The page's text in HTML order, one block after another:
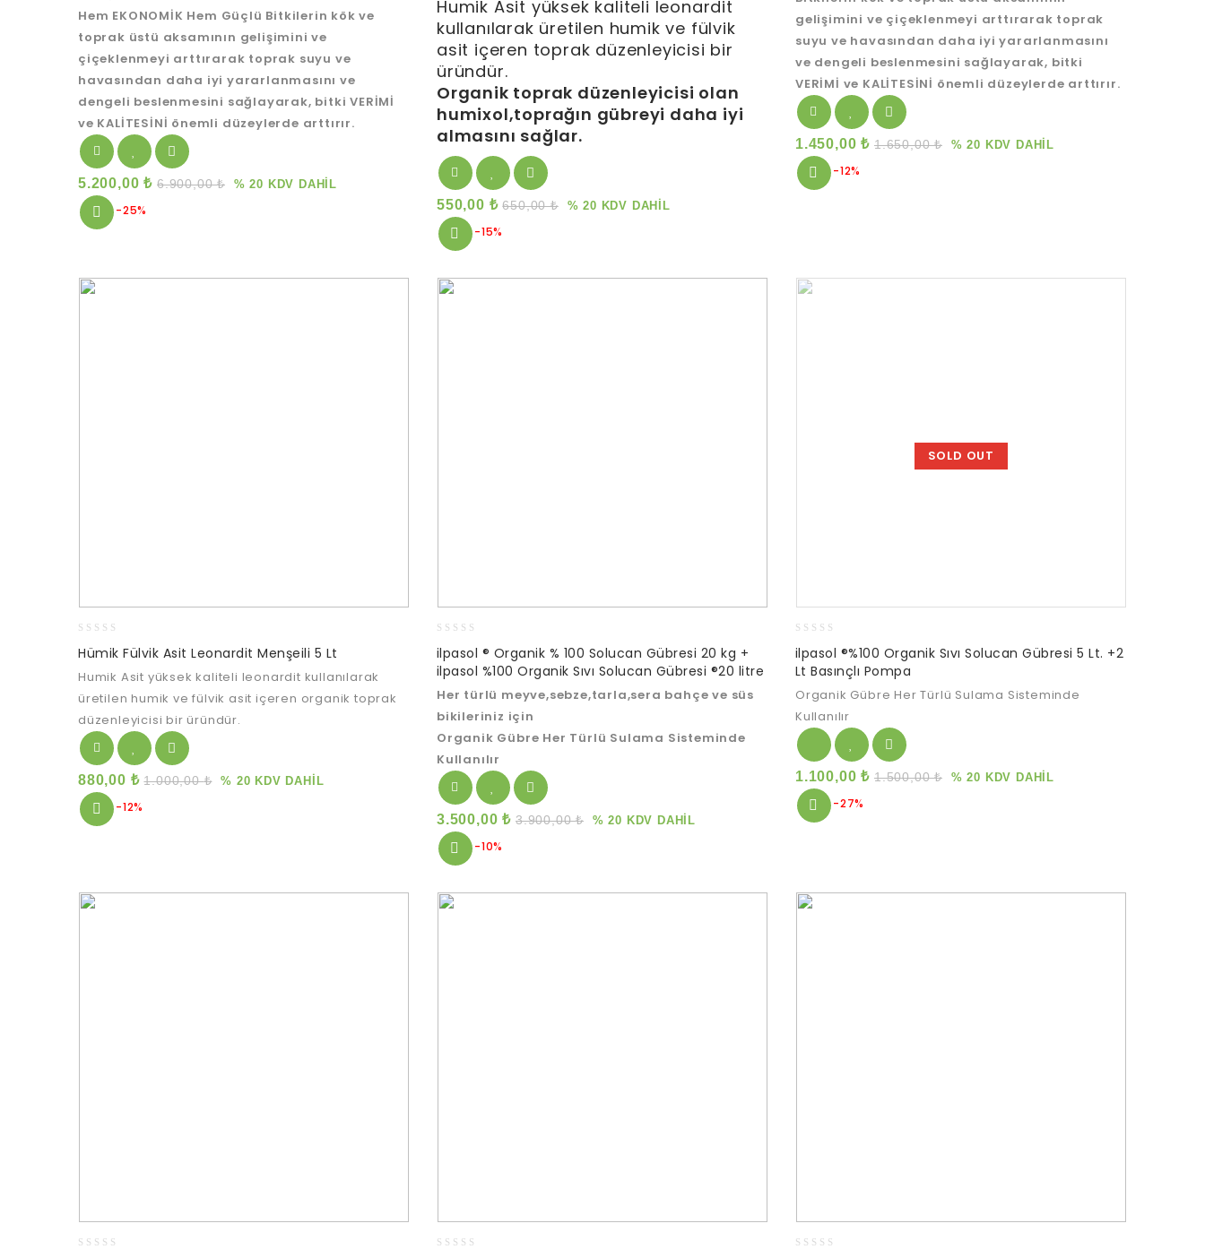
5
Hem EKONOMİK Hem Güçlü Bitkilerin kök ve
toprak üstü aksamının gelişimini ve
çiçeklenmeyi arttırarak toprak suyu ve
havasından daha iyi yararlanmasını ve
dengeli beslenmesini sağlayarak, bitki VERİMİ
ve KALİTESİNİ önemli düzeylerde arttırır.
6.900,00₺
5.200,00₺ % 20 KDV DAHİL
-25%
5
Humik Asit yüksek kaliteli leonardit
kullanılarak üretilen humik ve fülvik
asit içeren toprak düzenleyicisi bir
üründür.
Organik toprak düzenleyicisi olan
humixol,toprağın gübreyi daha iyi
almasını sağlar.
650,00₺
550,00 ₺ % 20 KDV DAHİL
-15%
gelişimini ve çiçeklenmeyi arttırarak toprak
suyu ve havasından daha iyi yararlanmasını
ve dengeli beslenmesini sağlayarak, bitki
VERİMİ ve KALİTESİNİ önemli düzeylerde arttırır.
1.650,00₺
1.450,00₺ % 20 KDV DAHİL
-12%
out
of
Hümik Fülvik Asit Leonardit Menşeili 5 Lt
Humik Asit yüksek kaliteli leonardit kullanılarak
üretilen humik ve fülvik asit içeren organik toprak
düzenleyicisi bir üründür.
1.000,00₺
880,00 ₺ % 20 KDV DAHİL
-12%
out
of
5
ilpasol ® Organik % 100 Solucan Gübresi 20 kg +
ilpasol %100 Organik Sıvı Solucan Gübresi ®20 litre
Her türlü meyve,sebze,tarla,sera bahçe ve süs
bikileriniz için
Organik Gübre Her Türlü Sulama Sisteminde
Kullanılır
3.900,00₺
3.500,00₺ % 20 KDV DAHİL
-10%
SOLD OUT
out
of
5
ilpasol ®%100 Organik Sıvı Solucan Gübresi 5 Lt. +2
Lt Basınçlı Pompa
Organik Gübre Her Türlü Sulama Sisteminde
Kullanılır
1.500,00₺
1.100,00₺ % 20 KDV DAHİL
-27%